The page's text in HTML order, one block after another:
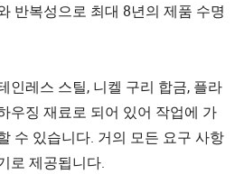
반복성으로 최대 8년의 제품 수명
인레스 스틸, 니켈 구리 합금, 플라
우징 재료로 되어 있어 작업에 가
수 있습니다. 거의 모든 요구 사항
로 제공됩니다.